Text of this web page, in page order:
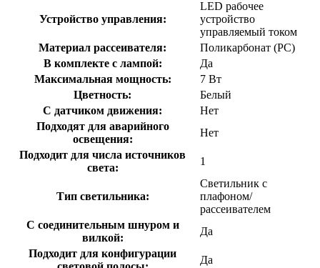
Устройство управления:
LED рабочее
устройство
управляемый током
Материал рассеивателя:
Поликарбонат (PC)
В комплекте с лампой:
Да
Максимальная мощность:
7 Вт
Цветность:
Белый
С датчиком движения:
Нет
Подходят для аварийного
освещения:
Нет
Подходит для числа источников
света:
1
Тип светильника:
Светильник с
плафоном/
рассеивателем
С соединительным шнуром и
вилкой:
Да
Подходит для конфигурации
Да